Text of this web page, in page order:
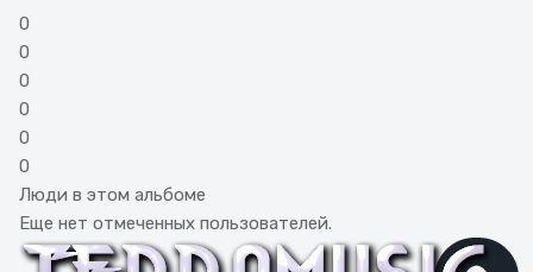
0
0
0
0
0
0
Люди в этом альбоме
Еще нет отмеченных пользователей.